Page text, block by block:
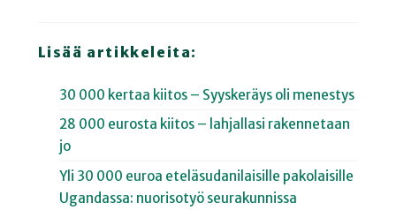
Lisää artikkeleita:
30 000 kertaa kiitos – Syyskeräys oli menestys
28 000 eurosta kiitos – lahjallasi rakennetaan
jo
Yli 30 000 euroa eteläsudanilaisille pakolaisille
Ugandassa: nuorisotyö seurakunnissa